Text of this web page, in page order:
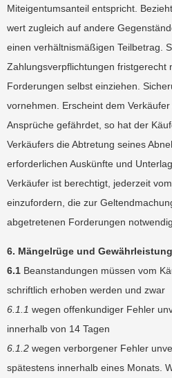
Miteigentumsanteil entspricht.
wert zugleich auf andere
einen verhältnismäßigen Teilbetrag.
Zahlungsverpflichtungen fristgerecht
Forderungen selbst einziehen.
vornehmen. Erscheint dem
Ansprüche gefährdet, so hat der
Verkäufers die Abtretung seines
erforderlichen Auskünfte und
Verkäufer ist berechtigt, jederzeit
einzufordern, die zur
abgetretenen Forderungen
6. Mängelrüge und Gewährleistung
6.1 Beanstandungen müssen vom
schriftlich erhoben werden und zwar
6.1.1 wegen offenkundiger Fehler
innerhalb von 14 Tagen
6.1.2 wegen verborgener Fehler
spätestens innerhalb eines Monats.